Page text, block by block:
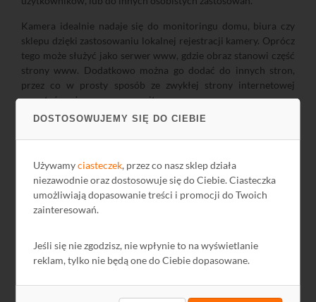
DOSTOSOWUJEMY SIĘ DO CIEBIE
Używamyciasteczek, przez co nasz sklep działa
niezawodnie oraz dostosowuje się do Ciebie. Ciasteczka
umożliwiają dopasowanie treści i promocji do Twoich
zainteresowań.
Jeśli się nie zgodzisz, nie wpłynie to na wyświetlanie
reklam, tylko nie będą one do Ciebie dopasowane.
Kamera idealnie nadaje się do monitoringu domu, biura czy
sklepu dzięki zastosowaniu lokalnej rejestracji kamery. Oprócz
tego może służyć jako serwer www, gdzie obraz stanowi część
strony www. Dodatkowo można go dodać do innych stron,
przez co w prosty sposób ze zwykłej strony internetowej
powstać może nowoczesna witryna www.
Przykładowe strony www, które można rozbudować o podgląd
na żywo obejmują: promocję lokali, restauracji, galerii,
nabożeństw z kościołów, podgląd zwierząt, opiekunki do
dzieci, przedszkoli i szkół, stoków narciarskich.